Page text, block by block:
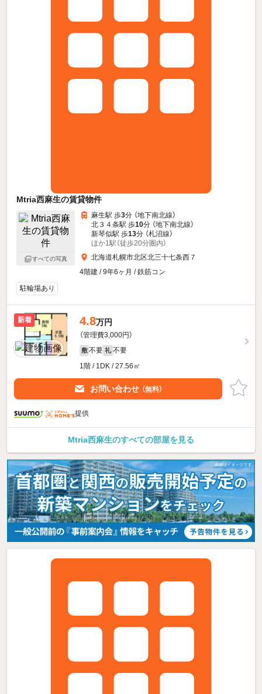
Mtria西麻生の賃貸物件
すべての写真
麻生駅 歩3分 （地下南北線）
北３４条駅 歩10分 （地下南北線）
新琴似駅 歩13分 （札沼線）
ほか1駅（徒歩20分圏内）
北海道札幌市北区北三十七条西７
4階建 / 9年6ヶ月 / 鉄筋コン
駐輪場あり
新着 4.8万円
（管理費3,000円）
敷 不要 礼 不要
1階 / 1DK / 27.56㎡
お問い合わせ （無料）
提供
Mtria西麻生のすべての部屋を見る